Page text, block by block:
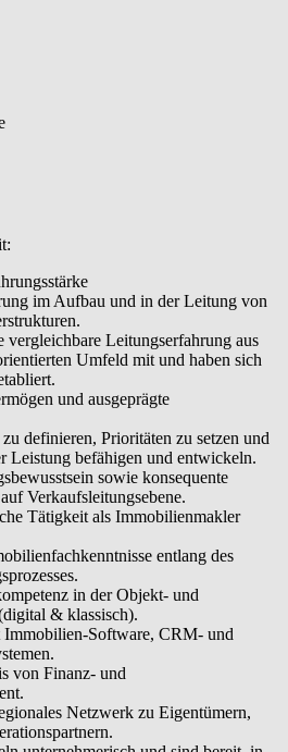
im Aufbau und in der Leitung von
Leitungserfahrung aus
Umfeld mit und haben sich
und ausgeprägte
definieren, Prioritäten zu setzen und
Leistung befähigen und entwickeln.
sowie konsequente
Verkaufsleitungsebene.
Tätigkeit als Immobilienmakler
entlang des
in der Objekt- und
& klassisch).
Immobilien-Software, CRM- und
von Finanz- und
Netzwerk zu Eigentümern,